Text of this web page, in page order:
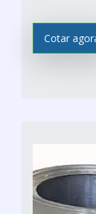
Cotar